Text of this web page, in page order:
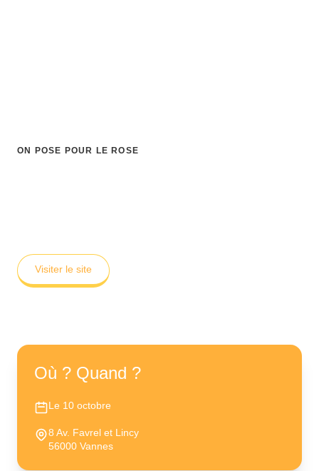
ON POSE POUR LE ROSE
Visiter le site
Où ? Quand ?
Le 10 octobre
8 Av. Favrel et Lincy
56000 Vannes